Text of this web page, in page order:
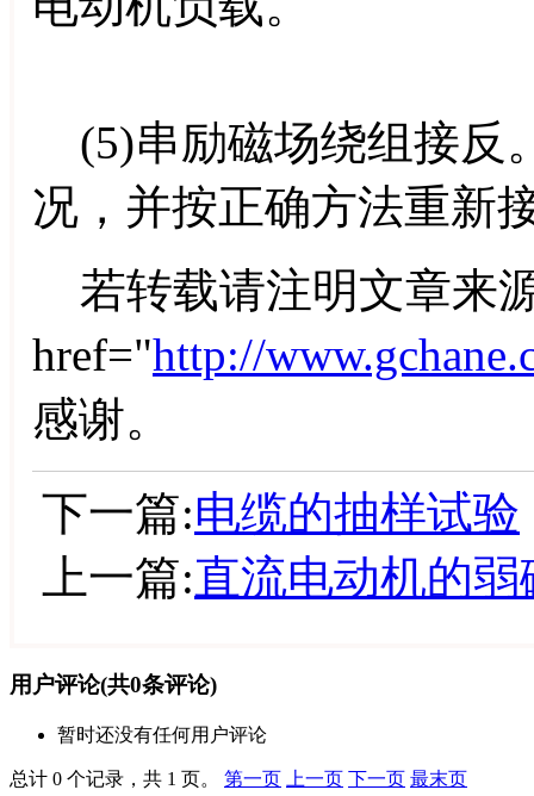
(5)串励磁场绕组接反
况，并按正确方法重新
若转载请注明文章来
href="http://
感谢。
下一篇:电缆的抽样试验
上一篇:直流电动机的
用户评论(共0条评论)
暂时还没有任何用户评论
总计 0 个记录，共 1 页。 第一页 上一页 下一页 最末页